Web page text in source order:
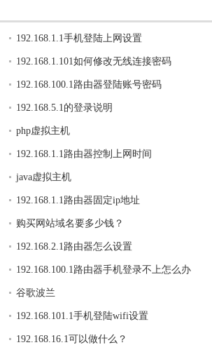
192.168.1.1手机登陆上网设置
192.168.1.101如何修改无线连接密码
192.168.100.1路由器登陆账号密码
192.168.5.1的登录说明
php虚拟主机
192.168.1.1路由器控制上网时间
java虚拟主机
192.168.1.1路由器固定ip地址
购买网站域名要多少钱？
192.168.2.1路由器怎么设置
192.168.100.1路由器手机登录不上怎么办
谷歌波兰
192.168.101.1手机登陆wifi设置
192.168.16.1可以做什么？